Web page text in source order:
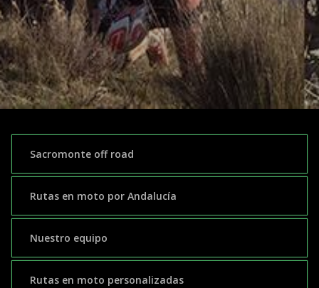
Sacromonte off road
Rutas en moto por Andalucía
Nuestro equipo
Rutas en moto personalizadas